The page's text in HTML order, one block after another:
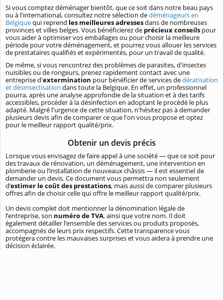
Si vous comptez déménager bientôt, que ce soit dans notre beau pays
ou à l'international, consultez notre sélection dedéménageurs en
Belgiquequi reprend les meilleures adressesdans de nombreuses
provinces et villes belges. Vous bénéficierez de précieux conseils pour
vous aider à optimiser vos emballages ou pour choisir la meilleure
période pour votre déménagement, et pourrez vous allouer les services
de prestataires qualifiés et expérimentés, pour un travail de qualité.
De même, si vous rencontrez des problèmes de parasites, d'insectes
nuisibles ou de rongeurs, prenez rapidement contact avec une
entreprise d'extermination pour bénéficier de services dedératisation
et désinsectisation dans toute la Belgique. En effet, un professionnel
pourra, après une analyse approfondie de la situation et à des tarifs
accessibles, procéder à la désinfection en adoptant le procédé le plus
adapté. Malgré l'urgence de cette situation, n'hésitez pas à demander
plusieurs devis afin de comparer ce que l'on vous propose et optez
pour le meilleur rapport qualité/prix.
Obtenir un devis précis
Lorsque vous envisagez de faire appel à une société — que ce soit pour
des travaux de rénovation, un déménagement, une intervention en
plomberie ou l’installation de nouveaux châssis — il est essentiel de
demander un devis. Ce document vous permettra non seulement
d’estimer le coût des prestations, mais aussi de comparer plusieurs
offres afin de choisir celle qui offre le meilleur rapport qualité/prix.
Un devis complet doit mentionner la dénomination légale de
l’entreprise, son numéro de TVA, ainsi que votre nom. Il doit
également détailler l’ensemble des services ou produits proposés,
accompagnés de leurs prix respectifs. Cette transparence vous
protégera contre les mauvaises surprises et vous aidera à prendre une
décision éclairée.